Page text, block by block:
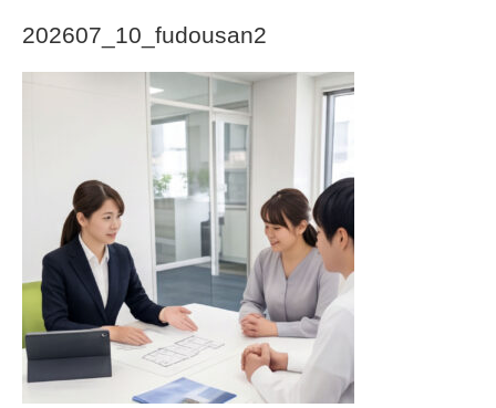
202607_10_fudousan2